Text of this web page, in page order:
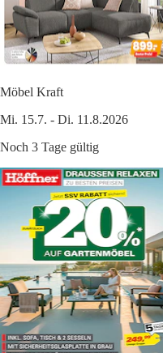
Möbel Kraft
Mi. 15.7. - Di. 11.8.2026
Noch 3 Tage gültig